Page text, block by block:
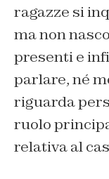
ragazze si
ma non
presenti e
parlare, né
riguarda
ruolo
relativa al